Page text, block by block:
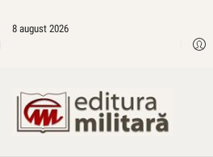
8 august 2026